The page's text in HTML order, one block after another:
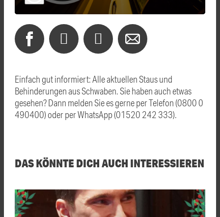
Einfach gut informiert: Alle aktuellen Staus und
Behinderungen aus Schwaben. Sie haben auch etwas
gesehen? Dann melden Sie es gerne per Telefon (0800 0
490400) oder per WhatsApp (01520 242 333).
DAS KÖNNTE DICH AUCH INTERESSIEREN